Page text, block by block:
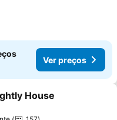
Ver preços
aos favoritos
House